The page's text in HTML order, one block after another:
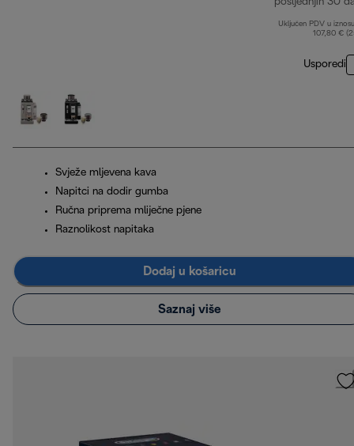
posljednjih 30
Uključen PDV u
107,80 €
Usporedi
Svježe mljevena kava
Napitci na dodir gumba
Ručna priprema mliječne pjene
Raznolikost napitaka
Dodaj u košaricu
Saznaj više